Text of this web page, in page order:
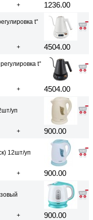
+ 1236.00
t°
+ 4504.00
t°
+ 4504.00
уп
+ 900.00
12шт/уп
+ 900.00
+ 900.00